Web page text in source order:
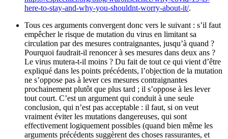
here-to-stay-and-why-you-shouldnt-worry-about-it/.
Tous ces arguments convergent donc vers le suivant : s’il faut
empêcher le risque de mutation du virus en limitant sa
circulation par des mesures contraignantes, jusqu’à quand ?
Pourquoi faudrait-il renoncer à ses mesures dans deux ans ?
Le virus mutera-t-il moins ? Du fait de tout ce qui vient d’être
expliqué dans les points précédents, l’objection de la mutation
ne s’oppose pas à lever ces mesures contraignantes
prochainement plutôt que plus tard ; il s’oppose à les lever
tout court. C’est un argument qui conduit à une seule
conclusion, qui n’est pas acceptable : il faut, si on veut
vraiment éviter les mutations dangereuses, qui sont
effectivement logiquement possibles (quand bien même les
arguments précédents suggèrent des choses rassurantes, et